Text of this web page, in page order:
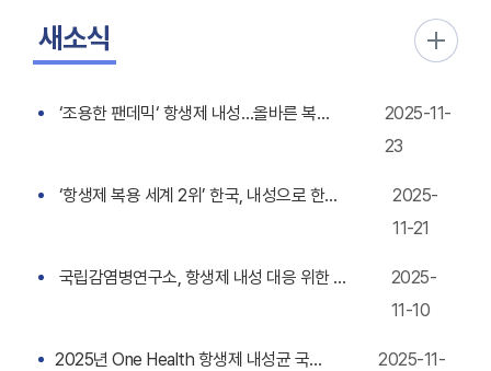
새소식
‘조용한 팬데믹‘ 항생제 내성…올바른 복용법은?[QnA]
2025-11-
23
‘항생제 복용 세계 2위’ 한국, 내성으로 한해 3만여명 숨질 수도
2025-
11-21
국립감염병연구소, 항생제 내성 대응 위한 국제 임상시험 착수
2025-
11-10
2025년 One Health 항생제 내성균 국제 심포지엄
2025-11-